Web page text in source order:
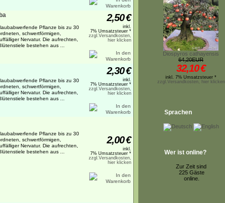
Pflanze bis zu 30
schwertförmigen,
Nervatur. Die aufrechten,
bestehen aus ...
2,50€
inkl.
7% Umsatzsteuer *
zzgl.Versandkosten,
hier klicken
Pflanze bis zu 30
schwertförmigen,
Nervatur. Die aufrechten,
bestehen aus ...
2,30€
inkl.
7% Umsatzsteuer *
zzgl.Versandkosten,
hier klicken
Pflanze bis zu 30
schwertförmigen,
Nervatur. Die aufrechten,
bestehen aus ...
2,00€
inkl.
7% Umsatzsteuer *
zzgl.Versandkosten,
hier klicken
Diospyros cathayensis
64,20EUR
32,10€
inkl. 7% Umsatzsteuer *
zzgl.Versandkosten, hier klicken
Sprachen
Wer ist online?
Zur Zeit sind
225 Gäste
online.